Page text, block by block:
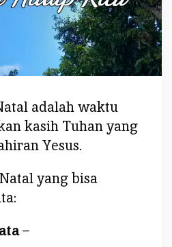
adalah waktu
kasih Tuhan yang
Yesus.
yang bisa
–